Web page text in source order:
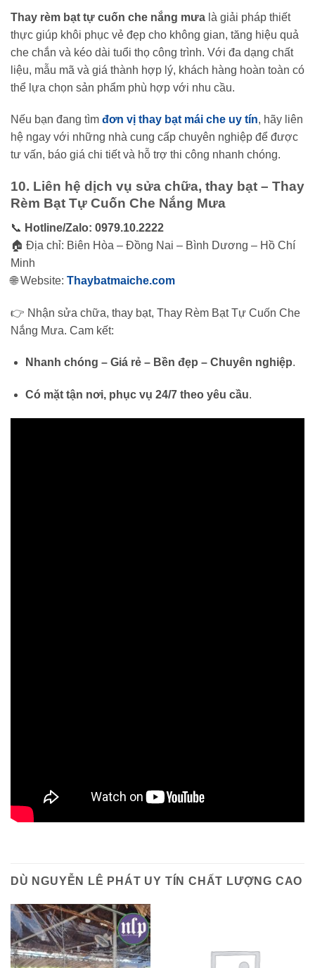
Thay rèm bạt tự cuốn che nắng mưa là giải pháp thiết
thực giúp khôi phục vẻ đẹp cho không gian, tăng hiệu quả
che chắn và kéo dài tuổi thọ công trình. Với đa dạng chất
liệu, mẫu mã và giá thành hợp lý, khách hàng hoàn toàn có
thể lựa chọn sản phẩm phù hợp với nhu cầu.
Nếu bạn đang tìm đơn vị thay bạt mái che uy tín, hãy liên
hệ ngay với những nhà cung cấp chuyên nghiệp để được
tư vấn, báo giá chi tiết và hỗ trợ thi công nhanh chóng.
10. Liên hệ dịch vụ sửa chữa, thay bạt – Thay
Rèm Bạt Tự Cuốn Che Nắng Mưa
📞 Hotline/Zalo: 0979.10.2222
🏠 Địa chỉ: Biên Hòa – Đồng Nai – Bình Dương – Hồ Chí
Minh
🌐 Website: Thaybatmaiche.com
👉 Nhận sửa chữa, thay bạt, Thay Rèm Bạt Tự Cuốn Che
Nắng Mưa. Cam kết:
Nhanh chóng – Giá rẻ – Bền đẹp – Chuyên nghiệp.
Có mặt tận nơi, phục vụ 24/7 theo yêu cầu.
DÙ NGUYỄN LÊ PHÁT UY TÍN CHẤT LƯỢNG CAO